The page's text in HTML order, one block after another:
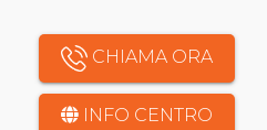
CHIAMA ORA
INFO CENTRO